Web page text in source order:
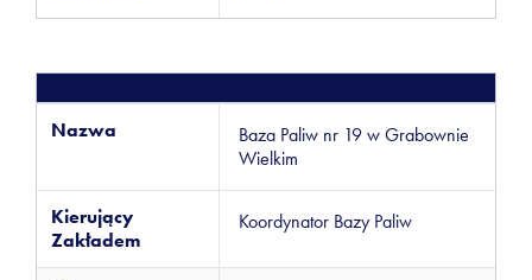
Nazwa
Baza Paliw nr 19 w Grabownie
Wielkim
Kierujący
Zakładem
Koordynator Bazy Paliw